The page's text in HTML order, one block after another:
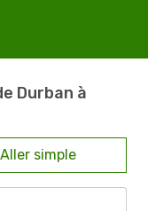
Durban à
Aller simple